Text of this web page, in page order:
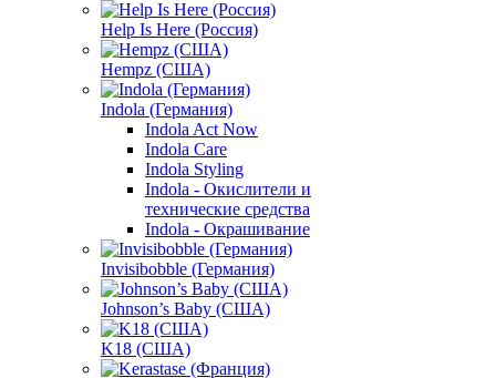
Help Is Here (Россия)
Hempz (США)
Indola (Германия)
Indola Act Now
Indola Care
Indola Styling
Indola - Окислители и
технические средства
Indola - Окрашивание
Invisibobble (Германия)
Johnson’s Baby (США)
K18 (США)